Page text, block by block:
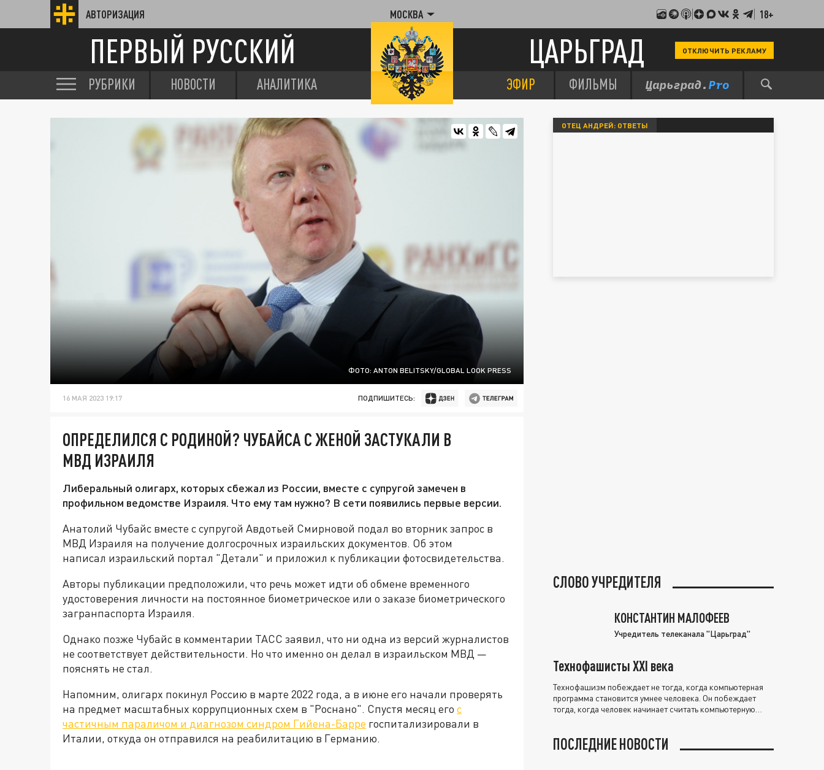
АВТОРИЗАЦИЯ МОСКВА 18+
ПЕРВЫЙ РУССКИЙ ЦАРЬГРАД ОТКЛЮЧИТЬ РЕКЛАМУ
РУБРИКИ НОВОСТИ АНАЛИТИКА ЭФИР ФИЛЬМЫ
ФОТО: ANTON BELITSKY/GLOBAL LOOK PRESS
16 МАЯ 2023 19:17 ПОДПИШИТЕСЬ:
ОПРЕДЕЛИЛСЯ С РОДИНОЙ? ЧУБАЙСА С ЖЕНОЙ ЗАСТУКАЛИ В
МВД ИЗРАИЛЯ
Либеральный олигарх, которых сбежал из России, вместе с супругой замечен в
профильном ведомстве Израиля. Что ему там нужно? В сети появились первые версии.
Анатолий Чубайс вместе с супругой Авдотьей Смирновой подал во вторник запрос в
МВД Израиля на получение долгосрочных израильских документов. Об этом
написал израильский портал "Детали" и приложил к публикации фотосвидетельства.
Авторы публикации предположили, что речь может идти об обмене временного
удостоверения личности на постоянное биометрическое или о заказе биометрического
загранпаспорта Израиля.
Однако позже Чубайс в комментарии ТАСС заявил, что ни одна из версий журналистов
не соответствует действительности. Но что именно он делал в израильском МВД —
пояснять не стал.
Напомним, олигарх покинул Россию в марте 2022 года, а в июне его начали проверять
на предмет масштабных коррупционных схем в "Роснано". Спустя месяц его с
частичным параличом и диагнозом синдром Гийена-Барре госпитализировали в
Италии, откуда он отправился на реабилитацию в Германию.
ОТЕЦ АНДРЕЙ: ОТВЕТЫ
СЛОВО УЧРЕДИТЕЛЯ
КОНСТАНТИН МАЛОФЕЕВ
Учредитель телеканала "Царьград"
Технофашисты XXI века
Технофашизм побеждает не тогда, когда компьютерная
программа становится умнее человека. Он побеждает
тогда, когда человек начинает считать компьютерную
ПОСЛЕДНИЕ НОВОСТИ